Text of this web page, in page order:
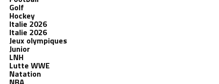
Golf
Hockey
Italie 2026
Italie 2026
Jeux olympiques
Junior
LNH
Lutte WWE
Natation